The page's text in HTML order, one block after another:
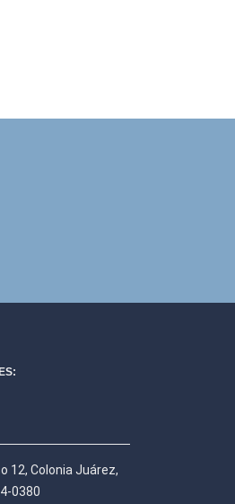
12, Colonia Juárez,
0380